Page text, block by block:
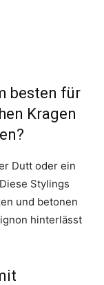
besten für
Kragen
Dutt oder ein
Stylings
und betonen
hinterlässt